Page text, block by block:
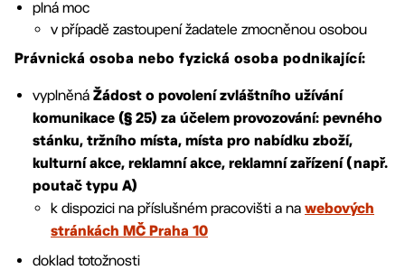
plná moc
v případě zastoupení žadatele zmocněnou osobou
Právnická osoba nebo fyzická osoba podnikající:
vyplněná Žádost o povolení zvláštního užívání
komunikace (§ 25) za účelem provozování: pevného
stánku, tržního místa, místa pro nabídku zboží,
kulturní akce, reklamní akce, reklamní zařízení (např.
poutač typu A)
k dispozici na příslušném pracovišti a na webových
stránkách MČ Praha 10
doklad totožnosti